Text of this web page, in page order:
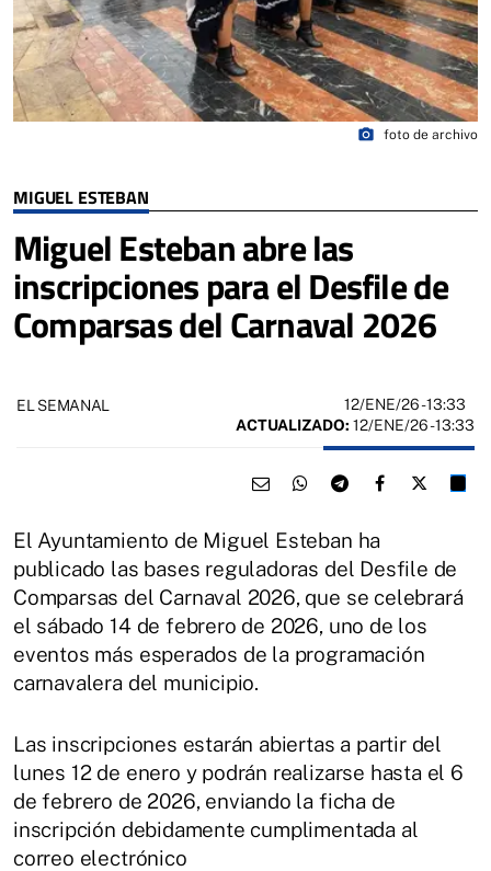
MIGUEL ESTEBAN
Miguel Esteban abre las
inscripciones para el Desfile de
Comparsas del Carnaval 2026
photo_camera foto de archivo
EL SEMANAL 12/ENE/26- 13:33
ACTUALIZADO: 12/ENE/26 - 13:33
El Ayuntamiento de Miguel Esteban ha
publicado las bases reguladoras del Desfile de
Comparsas del Carnaval 2026, que se celebrará
el sábado 14 de febrero de 2026, uno de los
eventos más esperados de la programación
carnavalera del municipio.
Las inscripciones estarán abiertas a partir del
lunes 12 de enero y podrán realizarse hasta el 6
de febrero de 2026, enviando la ficha de
inscripción debidamente cumplimentada al
correo electrónico